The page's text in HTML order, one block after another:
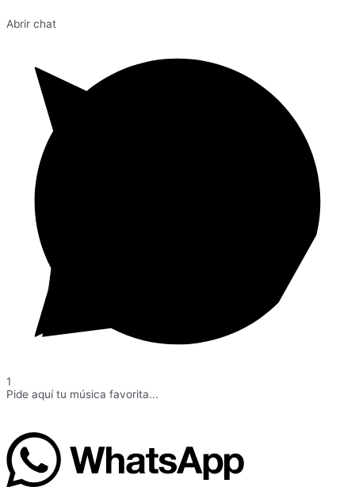
Abrir chat
1
Pide aquí tu música favorita...